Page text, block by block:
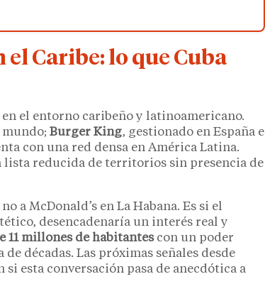
el Caribe: lo que Cuba
el entorno caribeño y latinoamericano.
Burger King, gestionado en España e
con una red densa en América Latina.
lista reducida de territorios sin presencia de
a McDonald’s en La Habana. Es si el
desencadenaría un interés real y
11 millones de habitantescon un poder
décadas. Las próximas señales desde
esta conversación pasa de anecdótica a